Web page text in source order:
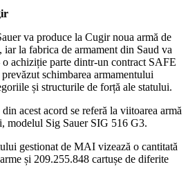
va produce la Cugir noua armă de
iar la fabrica de armament din Saud va
achiziție parte dintr-un contract SAFE
schimbarea armamentului
și structurile de forță ale statului.
acest acord se referă la viitoarea armă
modelul Sig Sauer SIG 516 G3.
gestionat de MAI vizează o cantitată
și 209.255.848 cartușe de diferite